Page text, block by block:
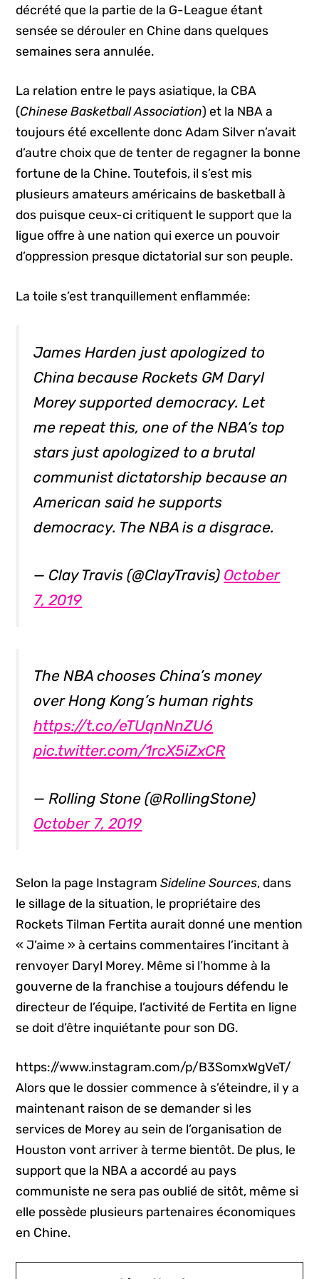
décrété que la partie de la G-League étant
sensée se dérouler en Chine dans quelques
semaines sera annulée.
La relation entre le pays asiatique, la CBA
(Chinese Basketball Association) et la NBA a
toujours été excellente donc Adam Silver n’avait
d’autre choix que de tenter de regagner la bonne
fortune de la Chine. Toutefois, il s’est mis
plusieurs amateurs américains de basketball à
dos puisque ceux-ci critiquent le support que la
ligue offre à une nation qui exerce un pouvoir
d’oppression presque dictatorial sur son peuple.
La toile s’est tranquillement enflammée:
James Harden just apologized to
China because Rockets GM Daryl
Morey supported democracy. Let
me repeat this, one of the NBA’s top
stars just apologized to a brutal
communist dictatorship because an
American said he supports
democracy. The NBA is a disgrace.
— Clay Travis (@ClayTravis) October
7, 2019
The NBA chooses China’s money
over Hong Kong’s human rights
https://t.co/eTUqnNnZU6
pic.twitter.com/1rcX5iZxCR
— Rolling Stone (@RollingStone)
October 7, 2019
Selon la page InstagramSideline Sources, dans
le sillage de la situation, le propriétaire des
Rockets Tilman Fertita aurait donné une mention
« J’aime » à certains commentaires l’incitant à
renvoyer Daryl Morey. Même si l’homme à la
gouverne de la franchise a toujours défendu le
directeur de l’équipe, l’activité de Fertita en ligne
se doit d’être inquiétante pour son DG.
https://www.instagram.com/p/B3SomxWgVeT/
Alors que le dossier commence à s’éteindre, il y a
maintenant raison de se demander si les
services de Morey au sein de l’organisation de
Houston vont arriver à terme bientôt. De plus, le
support que la NBA a accordé au pays
communiste ne sera pas oublié de sitôt, même si
elle possède plusieurs partenaires économiques
en Chine.